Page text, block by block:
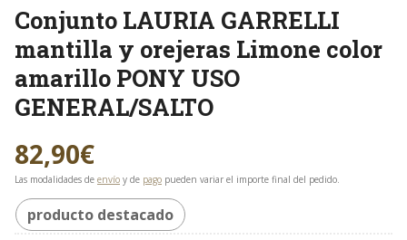
Conjunto LAURIA GARRELLI
mantilla y orejeras Limone color
amarillo PONY USO
GENERAL/SALTO
82,90€
Las modalidades de envío y de pago pueden variar el importe final del pedido.
producto destacado